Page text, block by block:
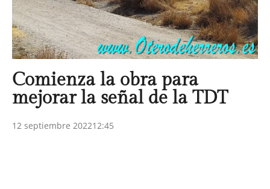
Comienza la obra para
mejorar la señal de la TDT
12 septiembre 202212:45